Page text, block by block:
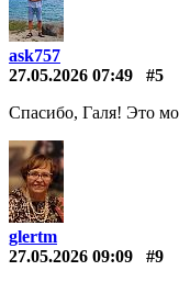
ask757
27.05.2026 07:49
#5
Спасибо, Галя! Это
glertm
27.05.2026 09:09
#9